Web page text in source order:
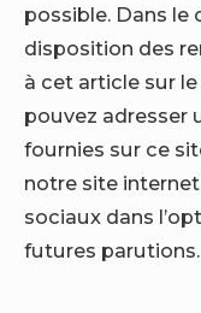
possible. Dans le
disposition des
à cet article sur le
pouvez adresser
fournies sur ce
notre site
sociaux dans
futures parutions.